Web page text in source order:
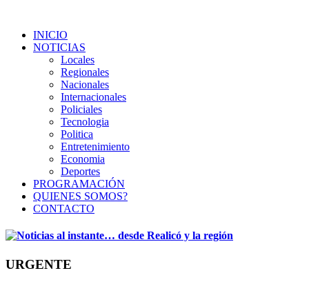
INICIO
NOTICIAS
Locales
Regionales
Nacionales
Internacionales
Policiales
Tecnologia
Politica
Entretenimiento
Economia
Deportes
PROGRAMACIÓN
QUIENES SOMOS?
CONTACTO
URGENTE